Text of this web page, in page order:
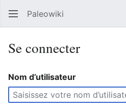
Paleowiki
Se connecter
Nom d’utilisateur